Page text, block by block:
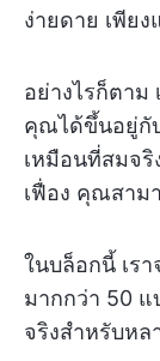
ง่ายดาย เพีย
อย่างไรก็ตาม
คุณได้ขึ้นอยู่กั
เหมือนที่สมจ
เฟื่อง คุณสาม
ในบล็อกนี้ เร
มากกว่า 50 แ
จริงสำหรับหล